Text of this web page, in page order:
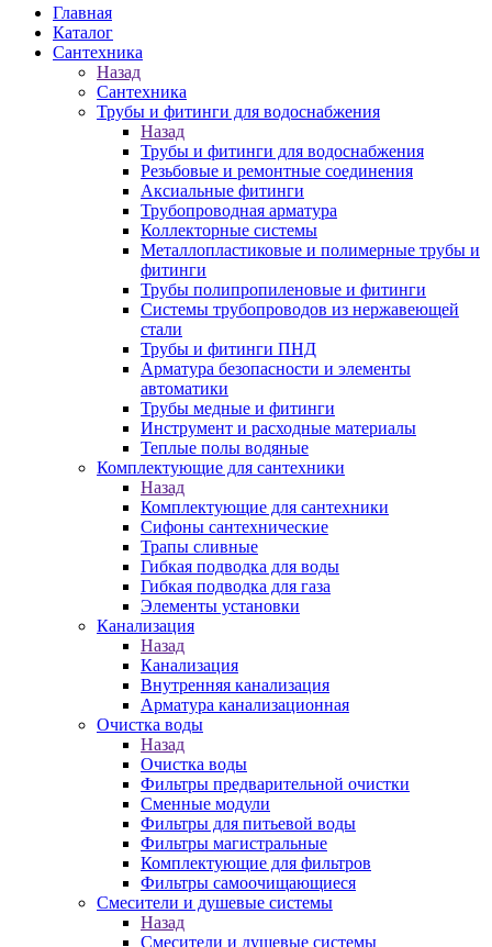
Главная
Каталог
Сантехника
Назад
Сантехника
Трубы и фитинги для водоснабжения
Назад
Трубы и фитинги для водоснабжения
Резьбовые и ремонтные соединения
Аксиальные фитинги
Трубопроводная арматура
Коллекторные системы
Металлопластиковые и полимерные трубы и
фитинги
Трубы полипропиленовые и фитинги
Системы трубопроводов из нержавеющей
стали
Трубы и фитинги ПНД
Арматура безопасности и элементы
автоматики
Трубы медные и фитинги
Инструмент и расходные материалы
Теплые полы водяные
Комплектующие для сантехники
Назад
Комплектующие для сантехники
Сифоны сантехнические
Трапы сливные
Гибкая подводка для воды
Гибкая подводка для газа
Элементы установки
Канализация
Назад
Канализация
Внутренняя канализация
Арматура канализационная
Очистка воды
Назад
Очистка воды
Фильтры предварительной очистки
Сменные модули
Фильтры для питьевой воды
Фильтры магистральные
Комплектующие для фильтров
Фильтры самоочищающиеся
Смесители и душевые системы
Назад
Смесители и душевые системы